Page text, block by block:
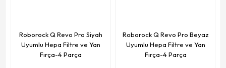
Roborock Q Revo Pro Siyah
Uyumlu Hepa Filtre ve Yan
Fırça-4 Parça
Roborock Q Revo Pro Beyaz
Uyumlu Hepa Filtre ve Yan
Fırça-4 Parça